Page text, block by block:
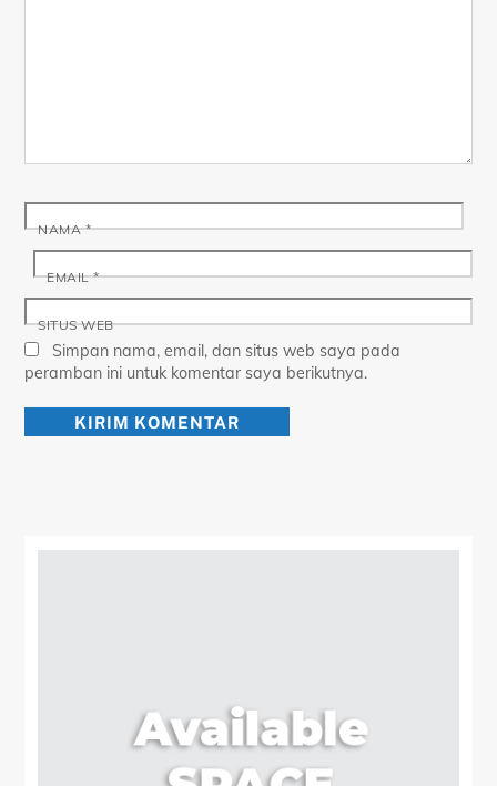
NAMA*
EMAIL*
SITUS WEB
Simpan nama, email, dan situs web saya pada
peramban ini untuk komentar saya berikutnya.